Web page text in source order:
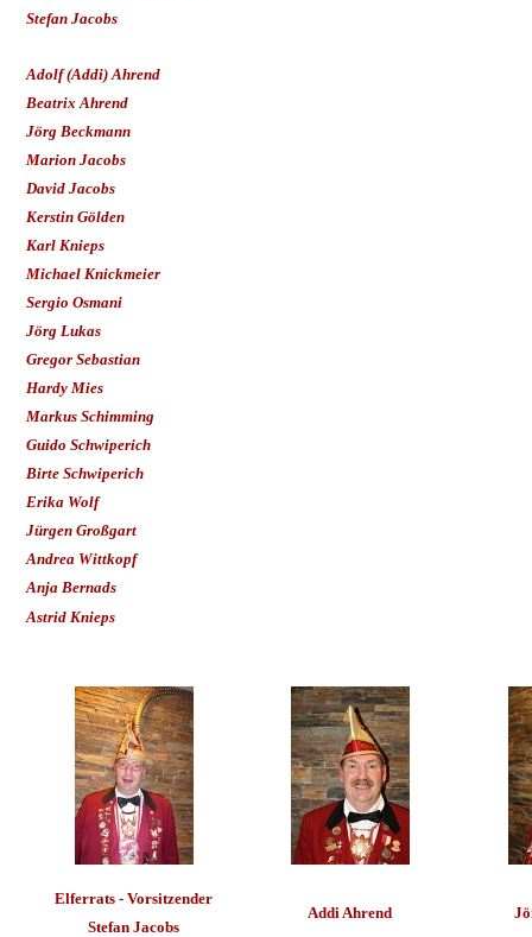
Stefan Jacobs
Adolf (Addi) Ahrend
Beatrix Ahrend
Jörg Beckmann
Marion Jacobs
David Jacobs
Kerstin Gölden
Karl Knieps
Michael Knickmeier
Sergio Osmani
Jörg Lukas
Gregor Sebastian
Hardy Mies
Markus Schimming
Guido Schwiperich
Birte Schwiperich
Erika Wolf
Jürgen Großgart
Andrea Wittkopf
Anja Bernads
Astrid Knieps
Elferrats - Vorsitzender
Stefan Jacobs
Addi Ahrend